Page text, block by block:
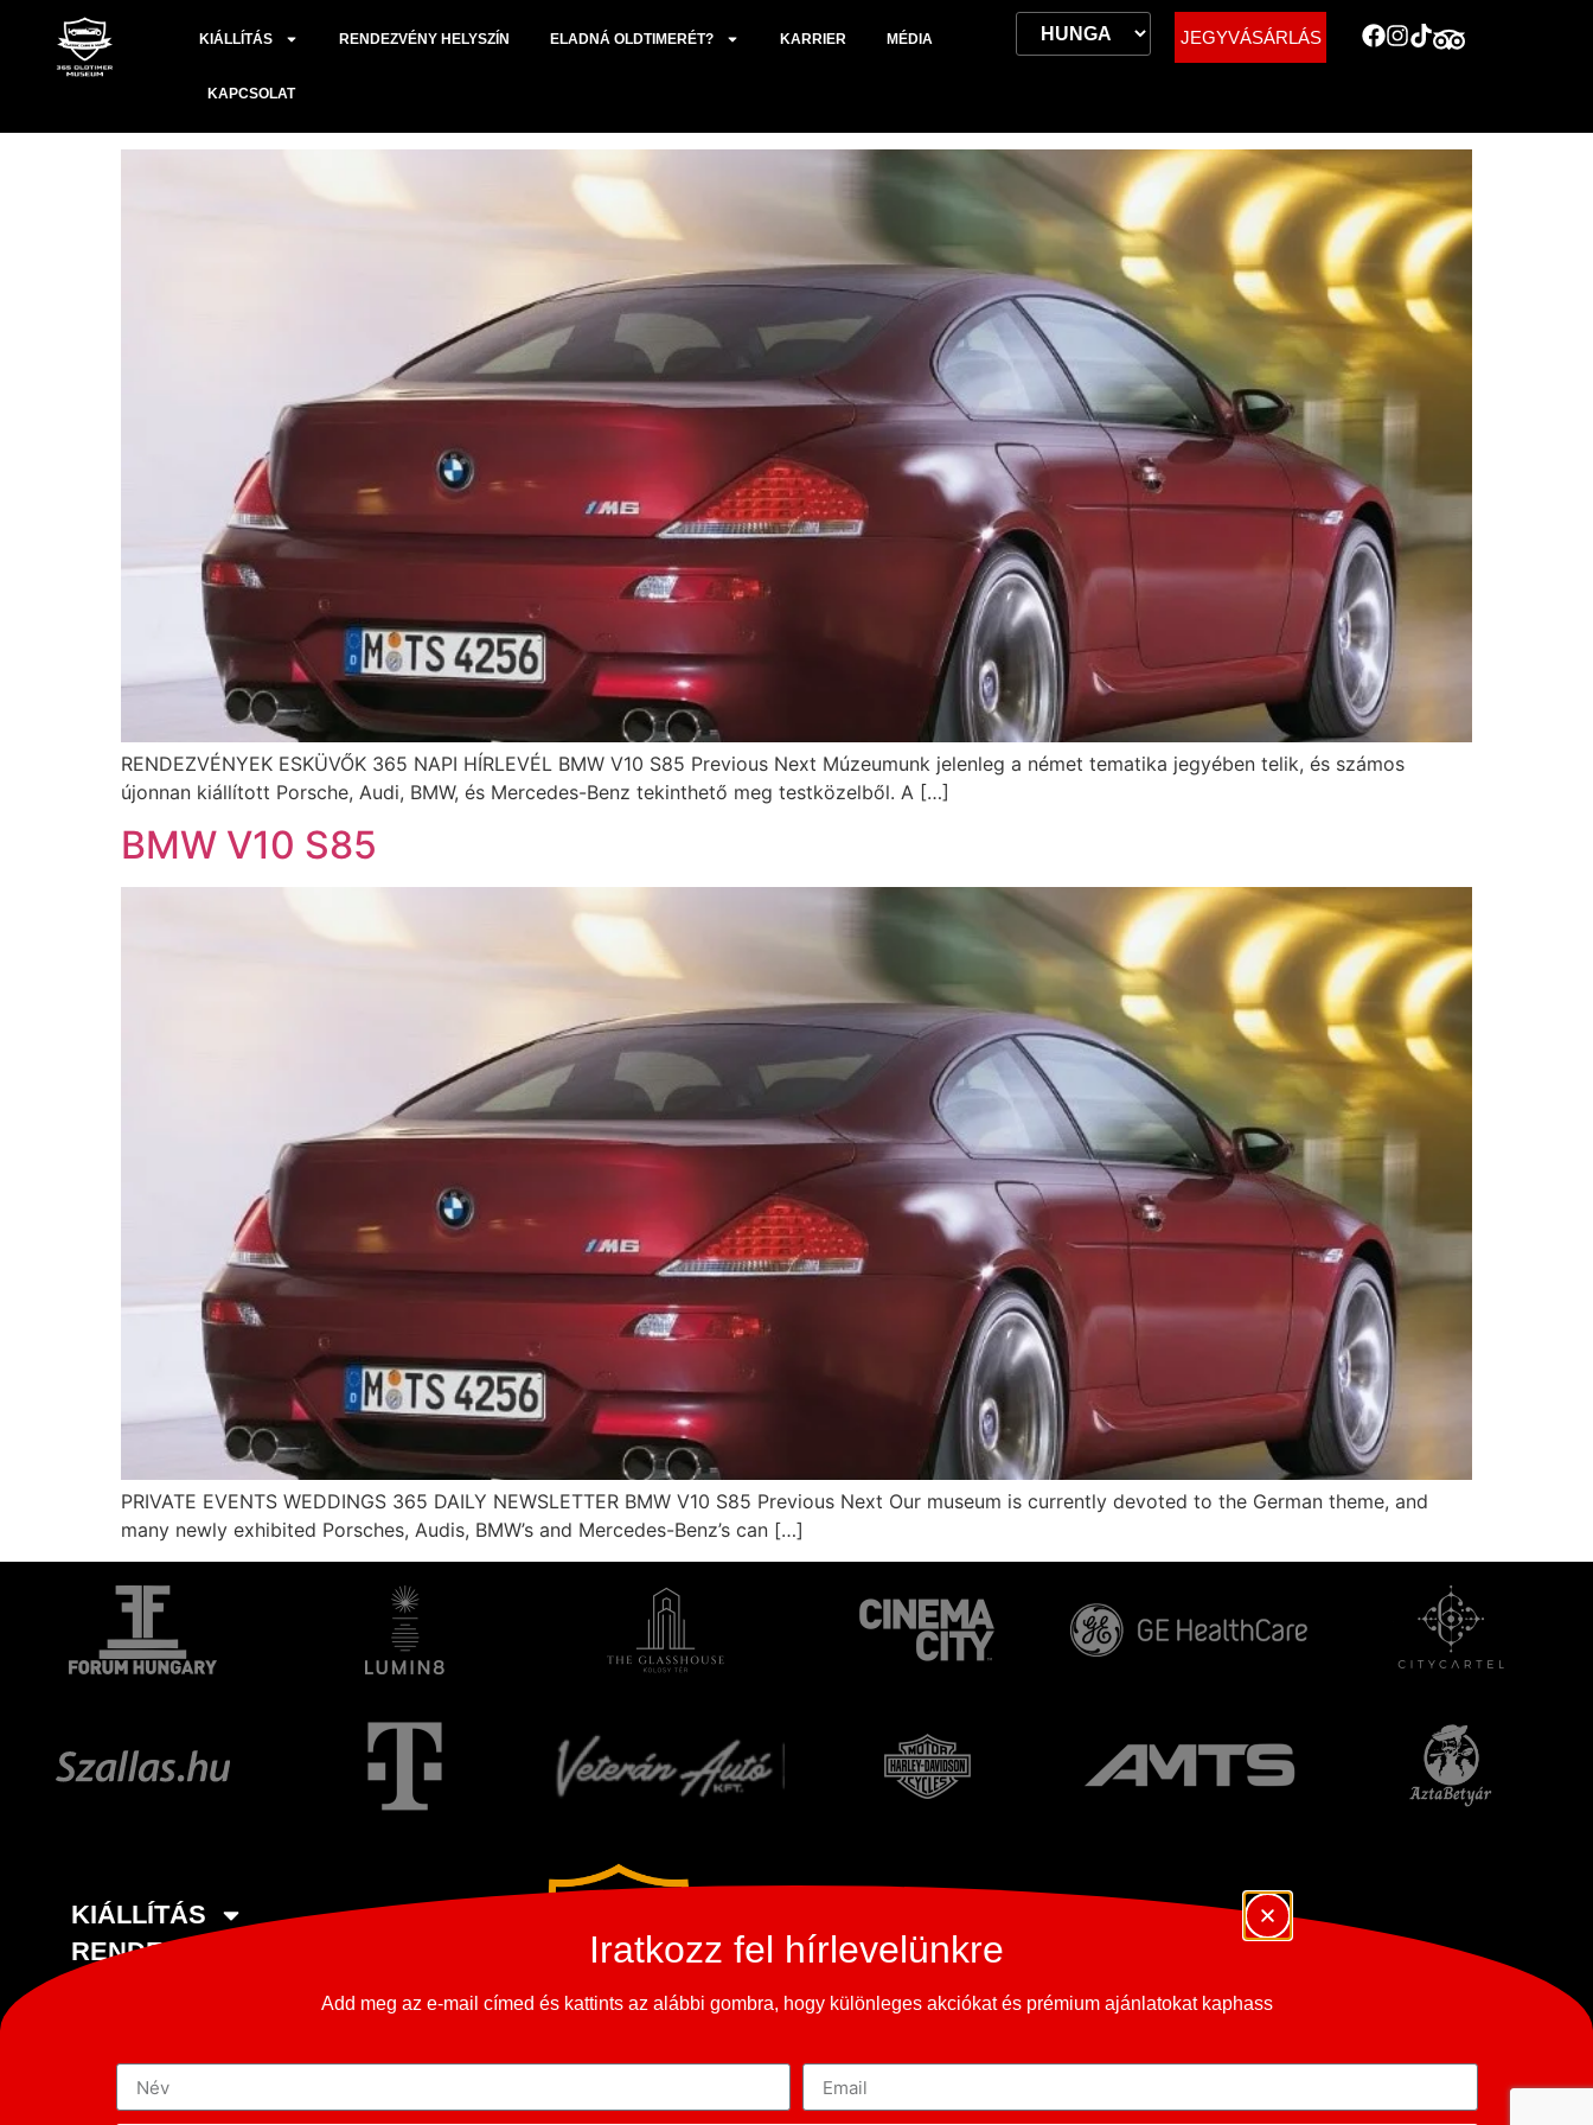
KIÁLLÍTÁS RENDEZVÉNY HELYSZÍN ELADNÁ OLDTIMERÉT? KARRIER MÉDIA
KAPCSOLAT
JEGYVÁSÁRLÁS
Címke:2024.05.23.
BMW V10 S85
RENDEZVÉNYEK ESKÜVŐK 365 NAPI HÍRLEVÉL BMW V10 S85 Previous Next Múzeumunk jelenleg a német tematika jegyében telik, és számos
újonnan kiállított Porsche, Audi, BMW, és Mercedes-Benz tekinthető meg testközelből. A […]
BMW V10 S85
PRIVATE EVENTS WEDDINGS 365 DAILY NEWSLETTER BMW V10 S85 Previous Next Our museum is currently devoted to the German theme, and
many newly exhibited Porsches, Audis, BMW’s and Mercedes-Benz’s can […]
KIÁLLÍTÁS
RENDEZVÉNY HELYSZÍN
MÉDIA
KAPCSOLAT
Copyright © 2023-2026
Iratkozz fel hírlevelünkre
Add meg az e-mail címed és kattints az alábbi gombra, hogy különleges akciókat és prémium ajánlatokat kaphass